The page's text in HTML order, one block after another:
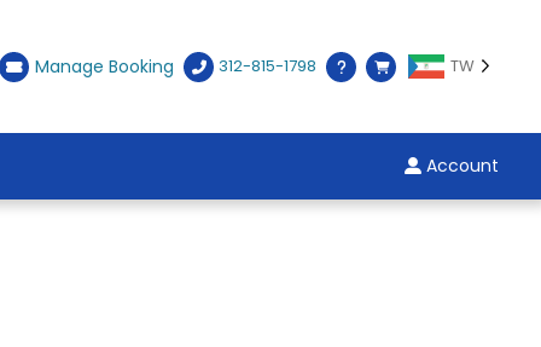
Manage Booking 312-815-1798 TW
Account